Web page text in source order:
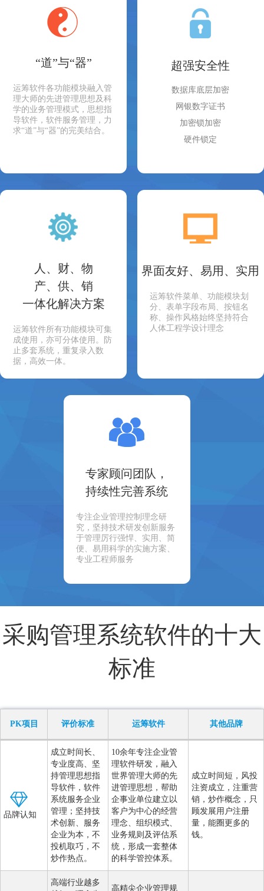
“道”与“器”
运筹软件各功能模块融入管
理大师的先进管理思想及科
学的业务管理模式，思想指
导软件，软件服务管理，力
求“道”与“器”的完美结合。
超强安全性
数据库底层加密
网银数字证书
加密锁加密
硬件锁定
人、财、物
产、供、销
一体化解决方案
运筹软件所有功能模块可集
成使用，亦可分体使用。防
止多套系统，重复录入数
据，高效一体。
界面友好、易用、实用
运筹软件菜单、功能模块划
分、表单字段布局、按钮名
称、操作风格始终坚持符合
人体工程学设计理念
专家顾问团队，
持续性完善系统
专注企业管理控制理念研
究，坚持技术研发创新服务
于管理厉行强悍、实用、简
便、易用科学的实施方案、
专业工程师服务
采购管理系统软件的十大
标准
PK项目 评价标准 运筹软件 其他品牌
品牌认知
成立时间长、
专业度高、坚
持管理思想指
导软件，软件
系统服务企业
管理；坚持技
术创新、服务
企业为本，不
投机取巧，不
炒作热点。
10余年专注企业管
理软件研发，融入
世界管理大师的先
进管理思想，帮助
企事业单位建立以
客户为中心的经营
理念、组织模式、
业务规则及评估系
统，形成一套整体
的科学管控体系。
成立时间短，风投
注资成立，注重营
销，炒作概念，只
顾发展用户注册
量，能圈更多的
钱。
高端行业越多
高精尖企业管理规